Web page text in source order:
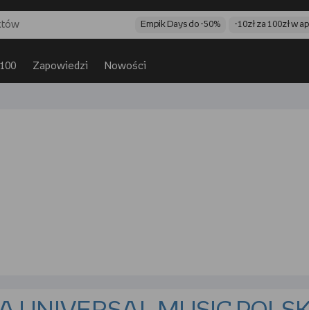
Empik Days do -50% -10zł za 100zł w
Zapowiedzi Nowości